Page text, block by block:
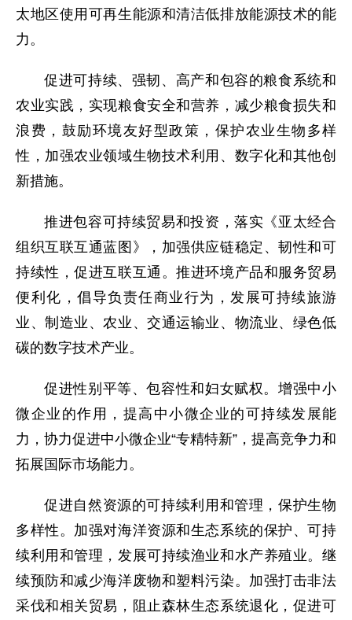
太地区使用可再生能源和清洁低排放能源技术的能
力。
促进可持续、强韧、高产和包容的粮食系统和
农业实践，实现粮食安全和营养，减少粮食损失和
浪费，鼓励环境友好型政策，保护农业生物多样
性，加强农业领域生物技术利用、数字化和其他创
新措施。
推进包容可持续贸易和投资，落实《亚太经合
组织互联互通蓝图》，加强供应链稳定、韧性和可
持续性，促进互联互通。推进环境产品和服务贸易
便利化，倡导负责任商业行为，发展可持续旅游
业、制造业、农业、交通运输业、物流业、绿色低
碳的数字技术产业。
促进性别平等、包容性和妇女赋权。增强中小
微企业的作用，提高中小微企业的可持续发展能
力，协力促进中小微企业“专精特新”，提高竞争力和
拓展国际市场能力。
促进自然资源的可持续利用和管理，保护生物
多样性。加强对海洋资源和生态系统的保护、可持
续利用和管理，发展可持续渔业和水产养殖业。继
续预防和减少海洋废物和塑料污染。加强打击非法
采伐和相关贸易，阻止森林生态系统退化，促进可